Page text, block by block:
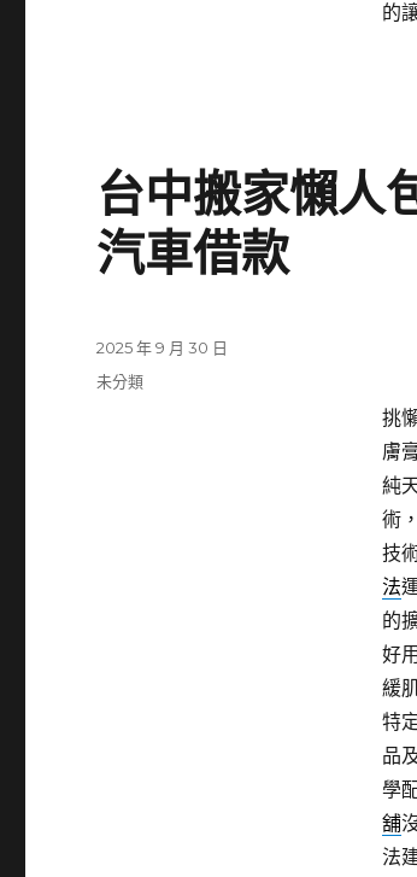
的
台中搬家懶人
汽車借款
挑
膚
純
術
技
法
的
好
緩
特
品
學
舖
法
發
佈
2025 年 9 月 30 日
分
未分類